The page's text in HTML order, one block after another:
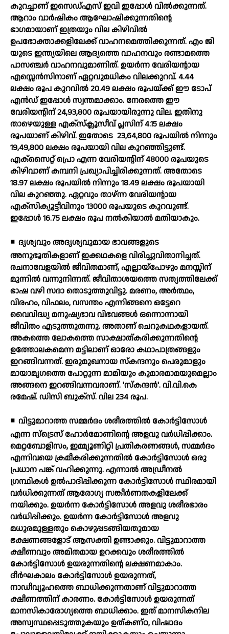
കുറച്ചാണ് ഇസെഡ്എസ് ഇവി ഇപ്പോള്‍ വില്‍ക്കുന്നത്.
ആറാം വാര്‍ഷികം ആഘോഷിക്കുന്നതിന്റെ
ഭാഗമായാണ് ഇത്രയും വില കിഴിവില്‍
ഉപഭോക്താക്കളിലേക്ക് വാഹനമെത്തിക്കുന്നത്. എം ജി
യുടെ ഇന്ത്യയിലെ ആദ്യത്തെ വാഹനവും രണ്ടാമത്തെ
പാസഞ്ചര്‍ വാഹനവുമാണിത്. ഉയര്‍ന്ന വേരിയന്റായ
എസ്സെന്‍സിനാണ് ഏറ്റവുമധികം വിലക്കുറവ്. 4.44
ലക്ഷം രൂപ കുറവില്‍ 20.49 ലക്ഷം രൂപയ്ക്ക് ഈ ടോപ്
എന്‍ഡ് ഇപ്പോള്‍ സ്വന്തമാക്കാം. നേരത്തെ ഈ
വേരിയന്റിന് 24,93,800 രൂപയായിരുന്നു വില. ഇതിനു
താഴെയുള്ള എക്സ്‌ക്ലൂസീവ് പ്ലസിന് 4.15 ലക്ഷം
രൂപയാണ് കിഴിവ്. ഇതോടെ 23,64,800 രൂപയില്‍ നിന്നും
19,49,800 ലക്ഷം രൂപയായി വില കുറഞ്ഞിട്ടുണ്ട്.
എക്‌സൈറ്റ് പ്രൊ എന്ന വേരിയന്റിന് 48000 രൂപയുടെ
കിഴിവാണ് കമ്പനി പ്രഖ്യാപിച്ചിരിക്കുന്നത്. അതോടെ
18.97 ലക്ഷം രൂപയില്‍ നിന്നും 18.49 ലക്ഷം രൂപയായി
വില കുറഞ്ഞു. ഏറ്റവും താഴ്ന്ന വേരിയന്റായ
എക്സിക്യൂട്ടീവിനും 13000 രൂപയുടെ കുറവുണ്ട്.
ഇപ്പോള്‍ 16.75 ലക്ഷം രൂപ നല്‍കിയാല്‍ മതിയാകും.
◾ ദൃശ്യവും അദൃശ്യവുമായ ഭാവങ്ങളുടെ
അനുഭൂതികളാണ് ഇക്കഥകളെ വിരിച്ചുവിതാനിച്ചത്.
രചനാവേളയില്‍ ജീവിതമാണ്, എല്ലായ്‌പോഴും മനസ്സിന്
മുന്നില്‍ വന്നുനിന്നത്. ജീവിതാശയത്തെ സത്യത്തിലേക്ക്
ഭാഷ വഴി സദാ തൊടുത്തുവിട്ടു. മരണം, അര്‍ത്ഥം,
വിരഹം, വിഫലം, വസന്തം എന്നിങ്ങനെ ഒട്ടേറെ
വൈവിദ്ധ്യ മനുഷ്യഭാവ വിഭവങ്ങള്‍ ഒന്നൊന്നായി
ജീവിതം എടുത്തുതന്നു. അതാണ് ചെറുകഥകളായത്.
അകത്തെ ലോകത്തെ സാക്ഷാത്കരിക്കുന്നതിന്റെ
ഉത്തോലകമെന്ന മട്ടിലാണ് ഓരോ കഥാപാത്രങ്ങളും
ഇറങ്ങിവന്നത്. ഇരുമുഖനായ സ്‌കന്ദനും പെരുമാളും
മായാമൃഗത്തെ പോറ്റുന്ന മാമിയും കുമാരമാമയുമെല്ലാം
അങ്ങനെ ഇറങ്ങിവന്നവരാണ്. 'സ്‌കന്ദന്‍'. വി.വി.കെ
രമേഷ്. ഡിസി ബുക്സ്. വില 234 രൂപ.
◾ വിട്ടുമാറാത്ത സമ്മര്‍ദം ശരീരത്തില്‍ കോര്‍ട്ടിസോള്‍
എന്ന സ്‌ട്രെസ് ഹോര്‍മോണിന്റെ അളവു വര്‍ധിപ്പിക്കാം.
മെറ്റബോളിസം, ഇമ്മ്യൂണിറ്റി പ്രതികരണങ്ങള്‍, സമ്മര്‍ദം
എന്നിവയെ ക്രമീകരിക്കുന്നതില്‍ കോര്‍ട്ടിസോള്‍ ഒരു
പ്രധാന പങ്ക് വഹിക്കുന്നു. എന്നാല്‍ അഡ്രീനല്‍
ഗ്രന്ഥികള്‍ ഉല്‍പാദിപ്പിക്കുന്ന കോര്‍ട്ടിസോള്‍ സ്ഥിരമായി
വര്‍ധിക്കുന്നത് ആരോഗ്യ സങ്കീര്‍ണതകളിലേക്ക്
നയിക്കും. ഉയര്‍ന്ന കോര്‍ട്ടിസോള്‍ അളവു ശരീരഭാരം
വര്‍ധിപ്പിക്കും. ഉയര്‍ന്ന കോര്‍ട്ടിസോള്‍ അളവു
മധുരമുള്ളതും കൊഴുപ്പടങ്ങിയതുമായ
ഭക്ഷണങ്ങളോട് ആസക്തി ഉണ്ടാക്കും. വിട്ടുമാറാത്ത
ക്ഷീണവും അമിതമായ ഉറക്കവും ശരീരത്തില്‍
കോര്‍ട്ടിസോള്‍ ഉയരുന്നതിന്റെ ലക്ഷണമാകാം.
ദീര്‍ഘകാലം കോര്‍ട്ടിസോള്‍ ഉയരുന്നത്,
നാഡീവ്യൂഹത്തെ ബാധിക്കുന്നതാണ് വിട്ടുമാറാത്ത
ക്ഷീണത്തിന് കാരണം. കോര്‍ട്ടിസോള്‍ ഉയരുന്നത്
മാനസികാരോഗ്യത്തെ ബാധിക്കാം. ഇത് മാനസികനില
അസ്വസ്ഥപ്പെടുത്തുകയും ഉത്കണ്ഠ, വിഷാദം